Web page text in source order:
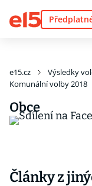
e15.cz Výsledky
Komunální volby 2018
Obce
Články z